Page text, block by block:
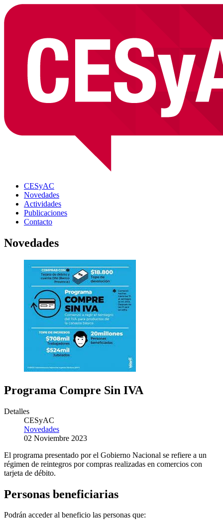
CESyAC
Novedades
Actividades
Publicaciones
Contacto
Novedades
Programa Compre Sin IVA
Detalles
CESyAC
Novedades
02 Noviembre 2023
El programa presentado por el Gobierno Nacional se refiere a un
régimen de reintegros por compras realizadas en comercios con
tarjeta de débito.
Personas beneficiarias
Podrán acceder al beneficio las personas que: